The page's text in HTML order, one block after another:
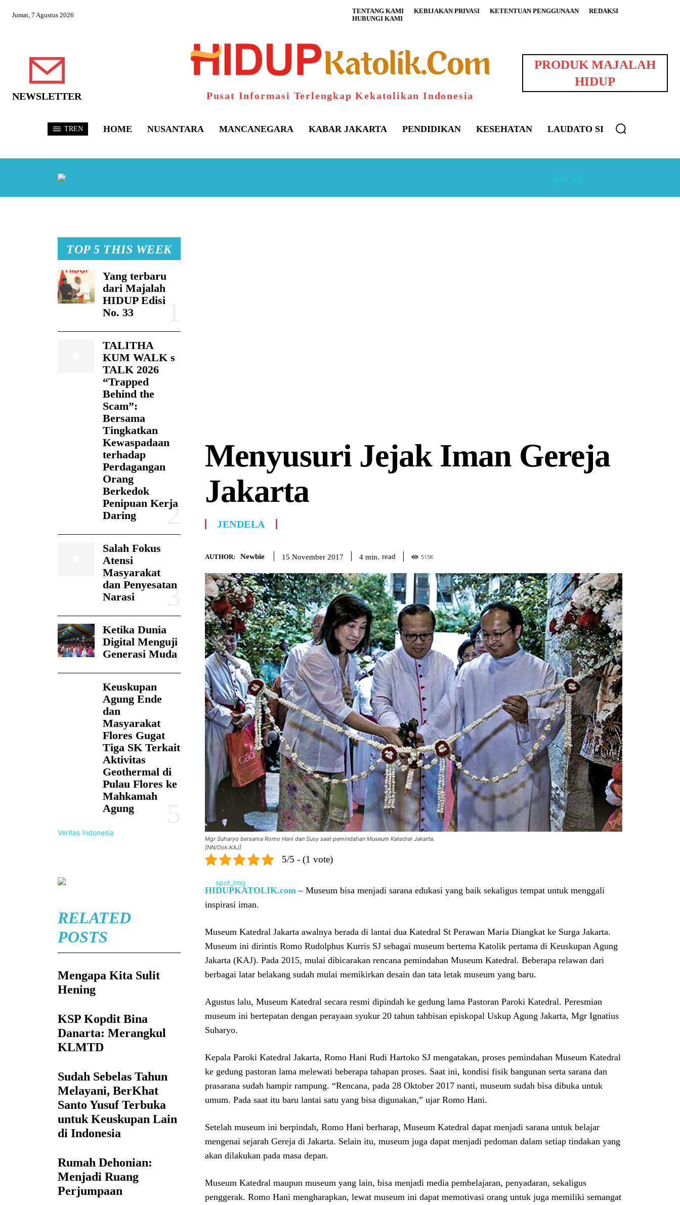
Jumat, 7 Agustus 2026 TENTANG KAMI KEBIJAKAN PRIVASI KETENTUAN PENGGUNAAN
REDAKSI
HUBUNGI KAMI
NEWSLETTER Pusat Informasi Terlengkap Kekatolikan Indonesia
PRODUK MAJALAH
HIDUP
TREN HOME NUSANTARA MANCANEGARA KABAR JAKARTA PENDIDIKAN KESEHATAN LAUDATO SI
TOP 5 THIS WEEK
Yang terbaru
dari Majalah
HIDUP Edisi
No. 33
TALITHA
KUM WALK s
TALK 2026
“Trapped
Behind the
Scam”:
Bersama
Tingkatkan
Kewaspadaan
terhadap
Perdagangan
Orang
Berkedok
Penipuan Kerja
Daring
Salah Fokus
Atensi
Masyarakat
dan Penyesatan
Narasi
Ketika Dunia
Digital Menguji
Generasi Muda
Keuskupan
Agung Ende
dan
Masyarakat
Flores Gugat
Tiga SK Terkait
Aktivitas
Geothermal di
Pulau Flores ke
Mahkamah
Agung
Veritas Indonesia
RELATED
POSTS
Mengapa Kita Sulit
Hening
KSP Kopdit Bina
Danarta: Merangkul
KLMTD
Sudah Sebelas Tahun
Melayani, BerKhat
Santo Yusuf Terbuka
untuk Keuskupan Lain
di Indonesia
Rumah Dehonian:
Menjadi Ruang
Perjumpaan
Menyusuri Jejak Iman Gereja
Jakarta
JENDELA
AUTHOR: Newbie 15 November 2017 4 min. read 515K
Mgr Suharyo bersama Romo Hani dan Susy saat pemindahan Museum Katedral Jakarta.
[NN/Dok.KAJ]
5/5 - (1 vote)
HIDUPKATOLIK.com – Museum bisa menjadi sarana edukasi yang baik sekaligus tempat untuk menggali
inspirasi iman.
Museum Katedral Jakarta awalnya berada di lantai dua Katedral St Perawan Maria Diangkat ke Surga Jakarta.
Museum ini dirintis Romo Rudolphus Kurris SJ sebagai museum bertema Katolik pertama di Keuskupan Agung
Jakarta (KAJ). Pada 2015, mulai dibicarakan rencana pemindahan Museum Katedral. Beberapa relawan dari
berbagai latar belakang sudah mulai memikirkan desain dan tata letak museum yang baru.
Agustus lalu, Museum Katedral secara resmi dipindah ke gedung lama Pastoran Paroki Katedral. Peresmian
museum ini bertepatan dengan perayaan syukur 20 tahun tahbisan episkopal Uskup Agung Jakarta, Mgr Ignatius
Suharyo.
Kepala Paroki Katedral Jakarta, Romo Hani Rudi Hartoko SJ mengatakan, proses pemindahan Museum Katedral
ke gedung pastoran lama melewati beberapa tahapan proses. Saat ini, kondisi fisik bangunan serta sarana dan
prasarana sudah hampir rampung. “Rencana, pada 28 Oktober 2017 nanti, museum sudah bisa dibuka untuk
umum. Pada saat itu baru lantai satu yang bisa digunakan,” ujar Romo Hani.
Setelah museum ini berpindah, Romo Hani berharap, Museum Katedral dapat menjadi sarana untuk belajar
mengenai sejarah Gereja di Jakarta. Selain itu, museum juga dapat menjadi pedoman dalam setiap tindakan yang
akan dilakukan pada masa depan.
Museum Katedral maupun museum yang lain, bisa menjadi media pembelajaran, penyadaran, sekaligus
penggerak. Romo Hani mengharapkan, lewat museum ini dapat memotivasi orang untuk juga memiliki semangat